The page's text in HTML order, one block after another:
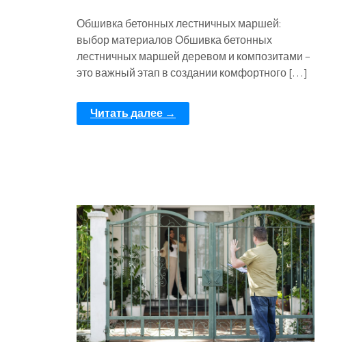
Обшивка бетонных лестничных маршей:
выбор материалов Обшивка бетонных
лестничных маршей деревом и композитами –
это важный этап в создании комфортного […]
Читать далее →